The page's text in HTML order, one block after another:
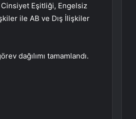
Cinsiyet Eşitliği, Engelsiz
ile AB ve Dış İlişkiler
dağılımı tamamlandı.